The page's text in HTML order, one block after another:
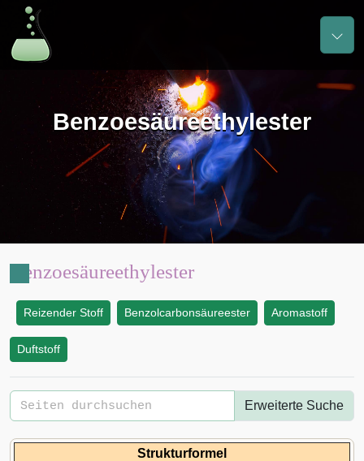
Benzoesäureethylester
Benzoesäureethylester
Reizender Stoff Benzolcarbonsäureester Aromastoff
Duftstoff
Erweiterte Suche
Strukturformel